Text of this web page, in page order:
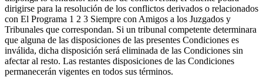
dirigirse para la resolución de los conflictos derivados o relacionados
con El Programa 1 2 3 Siempre con Amigos a los Juzgados y
Tribunales que correspondan. Si un tribunal competente determinara
que alguna de las disposiciones de las presentes Condiciones es
inválida, dicha disposición será eliminada de las Condiciones sin
afectar al resto. Las restantes disposiciones de las Condiciones
permanecerán vigentes en todos sus términos.